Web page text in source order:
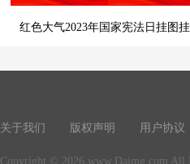
红色大气2023年国家宪法日挂图
关于我们 版权声明 用户协议
Copyright © 2026 www.Daimg.com All